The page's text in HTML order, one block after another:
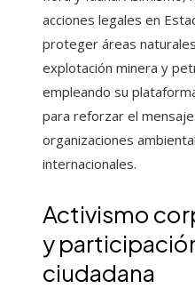
acciones legales en
proteger áreas
explotación minera y
empleando su
para reforzar el
organizaciones
internacionales.
Activismo
y
ciudadana